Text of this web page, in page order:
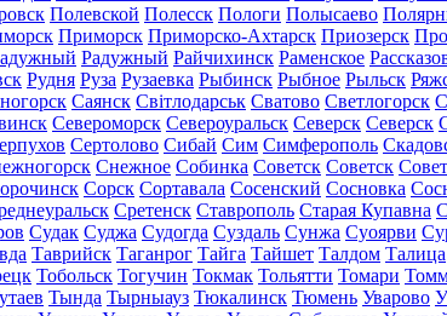
Полевской Полесск Пологи Полысаево
Приморск Приморско-Ахтарск Приозерск
Радужный Райчихинск Раменское
Рудня Руза Рузаевка Рыбинск Рыбное Рыльск
Саянск Світлодарськ Сватово Светлогорск
Североморск Североуральск Северск Северск
Сертолово Сибай Сим Симферополь
Снежное Собинка Советск Советск
Сорск Сортавала Сосенский Сосновка
Сретенск Ставрополь Старая Купавна
Судак Суджа Судогда Суздаль Сунжа Суоярви
Таврийск Таганрог Тайга Тайшет Талдом Талица
Тобольск Тогучин Токмак Тольятти Томари
Тында Тырныауз Тюкалинск Тюмень Уварово